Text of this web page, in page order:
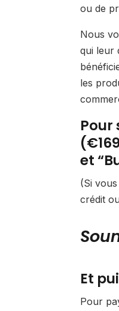
ou de
Nous
qui leur
les
et
(Si
crédit
Et
Pour